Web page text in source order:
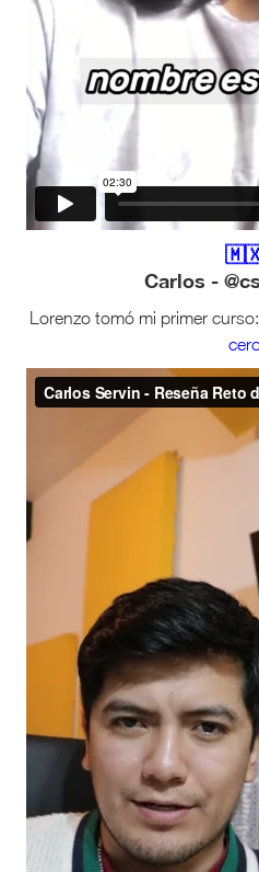
Carlos -
Lorenzo tomó mi primer curso: